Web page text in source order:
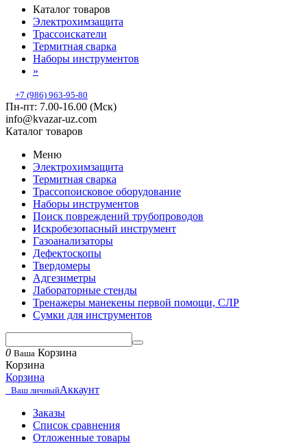
Каталог товаров
Электрохимзащита
Трассоискатели
Термитная сварка
Наборы инструментов
»
+7 (986) 963-95-80
Пн-пт: 7.00-16.00 (Мск)
info@kvazar-uz.com
Каталог товаров
Меню
Электрохимзащита
Термитная сварка
Трассопоисковое оборудование
Наборы инструментов
Поиск повреждений трубопроводов
Искробезопасный инструмент
Газоанализаторы
Дефектоскопы
Твердомеры
Адгезиметры
Лабораторные стенды
Тренажеры манекены первой помощи, СЛР
Сумки для инструментов
0 Ваша Корзина
Корзина
Корзина
Ваш личныйАккаунт
Заказы
Список сравнения
Отложенные товары